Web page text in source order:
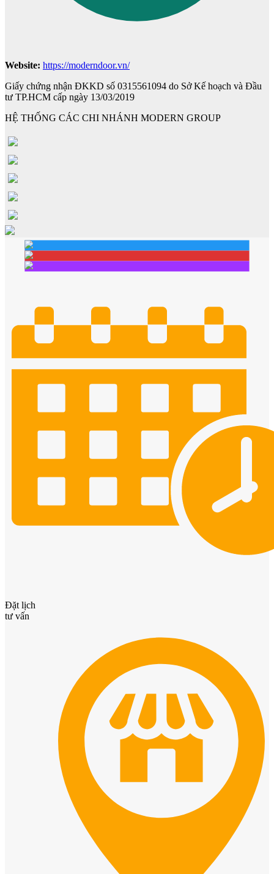
Cửa lùa
Cửa vòm
Website: https://moderndoor.vn/
Giấy chứng nhận ĐKKD số 0315561094 do Sở Kế hoạch và Đầu
tư TP.HCM cấp ngày 13/03/2019
HỆ THỐNG CÁC CHI NHÁNH MODERN GROUP
Đặt lịch
tư vấn